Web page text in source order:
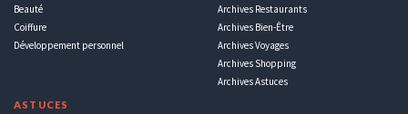
Beauté
Coiffure
Développement personnel
ASTUCES
Archives Restaurants
Archives Bien-Être
Archives Voyages
Archives Shopping
Archives Astuces